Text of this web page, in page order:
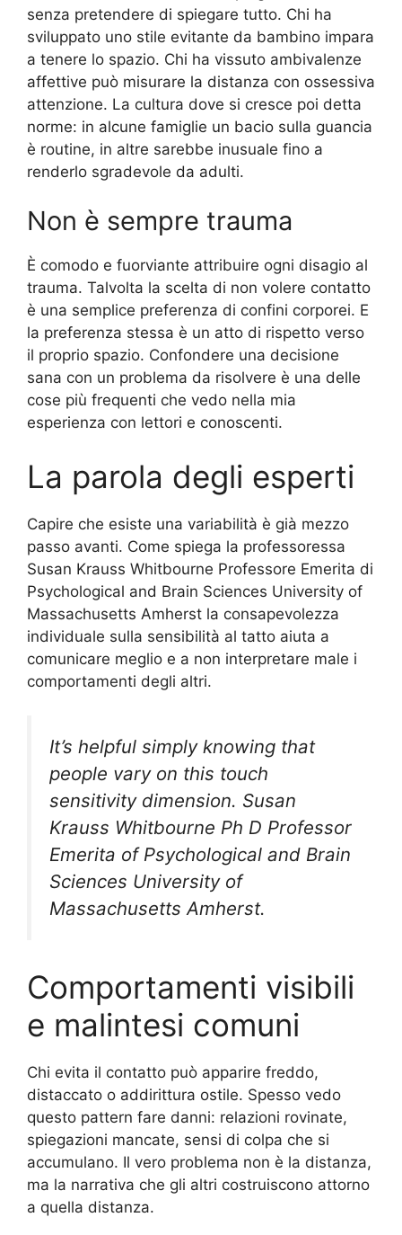
senza pretendere di spiegare tutto. Chi ha
sviluppato uno stile evitante da bambino impara
a tenere lo spazio. Chi ha vissuto ambivalenze
affettive può misurare la distanza con ossessiva
attenzione. La cultura dove si cresce poi detta
norme: in alcune famiglie un bacio sulla guancia
è routine, in altre sarebbe inusuale fino a
renderlo sgradevole da adulti.
Non è sempre trauma
È comodo e fuorviante attribuire ogni disagio al
trauma. Talvolta la scelta di non volere contatto
è una semplice preferenza di confini corporei. E
la preferenza stessa è un atto di rispetto verso
il proprio spazio. Confondere una decisione
sana con un problema da risolvere è una delle
cose più frequenti che vedo nella mia
esperienza con lettori e conoscenti.
La parola degli esperti
Capire che esiste una variabilità è già mezzo
passo avanti. Come spiega la professoressa
Susan Krauss Whitbourne Professore Emerita di
Psychological and Brain Sciences University of
Massachusetts Amherst la consapevolezza
individuale sulla sensibilità al tatto aiuta a
comunicare meglio e a non interpretare male i
comportamenti degli altri.
It’s helpful simply knowing that
people vary on this touch
sensitivity dimension. Susan
Krauss Whitbourne Ph D Professor
Emerita of Psychological and Brain
Sciences University of
Massachusetts Amherst.
Comportamenti visibili
e malintesi comuni
Chi evita il contatto può apparire freddo,
distaccato o addirittura ostile. Spesso vedo
questo pattern fare danni: relazioni rovinate,
spiegazioni mancate, sensi di colpa che si
accumulano. Il vero problema non è la distanza,
ma la narrativa che gli altri costruiscono attorno
a quella distanza.